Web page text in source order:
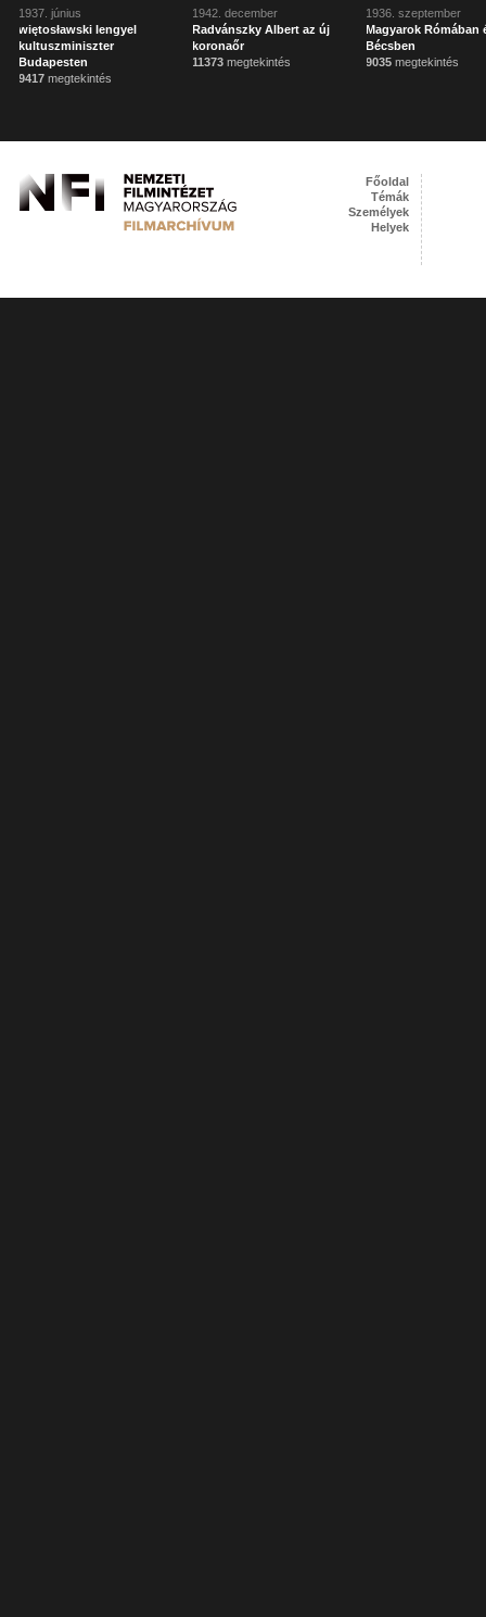
1937. június
więtosławski lengyel
kultuszminiszter
Budapesten
9417 megtekintés
1942. december
Radvánszky Albert az új
koronaőr
11373 megtekintés
1936. szeptember
Magyarok Rómában
Bécsben
9035 megtekintés
Főoldal
Témák
Személyek
Helyek